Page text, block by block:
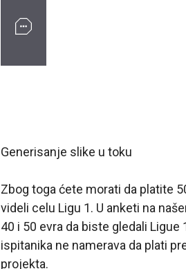
Generisanje slike u toku
Zbog toga ćete morati da platite
videli celu Ligu 1. U anketi na
40 i 50 evra da biste gledali Ligue
ispitanika ne namerava da plati
projekta.